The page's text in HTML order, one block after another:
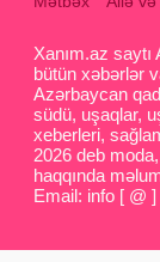
Xanım.az saytı
bütün xəbərlər
Azərbaycan
südü, uşaqlar,
xeberleri,
2026 deb
haqqında
Email: info [ @